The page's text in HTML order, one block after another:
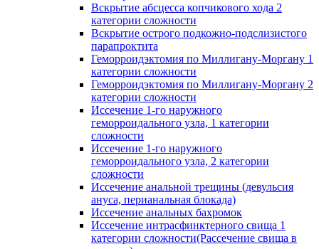
Вскрытие абсцесса копчикового хода 2
категории сложности
Вскрытие острого подкожно-подслизистого
парапроктита
Геморроидэктомия по Миллигану-Моргану 1
категории сложности
Геморроидэктомия по Миллигану-Моргану 2
категории сложности
Иссечение 1-го наружного
геморроидального узла, 1 категории
сложности
Иссечение 1-го наружного
геморроидального узла, 2 категории
сложности
Иссечение анальной трещины (девульсия
ануса, перианальная блокада)
Иссечение анальных бахромок
Иссечение интрасфинктерного свища 1
категории сложности(Рассечение свища в